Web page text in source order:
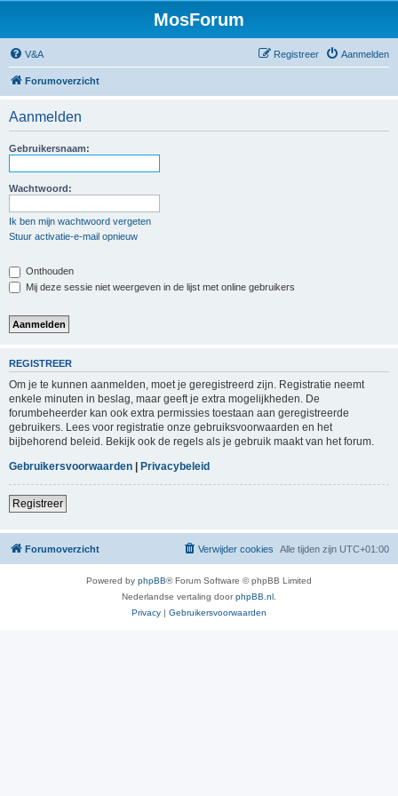
MosForum
V&A Aanmelden
Registreer
Forumoverzicht
Aanmelden
Gebruikersnaam:
Wachtwoord:
Ik ben mijn wachtwoord vergeten
Stuur activatie-e-mail opnieuw
Onthouden
Mij deze sessie niet weergeven in de lijst met online gebruikers
REGISTREER
Om je te kunnen aanmelden, moet je geregistreerd zijn. Registratie neemt
enkele minuten in beslag, maar geeft je extra mogelijkheden. De
forumbeheerder kan ook extra permissies toestaan aan geregistreerde
gebruikers. Lees voor registratie onze gebruiksvoorwaarden en het
bijbehorend beleid. Bekijk ook de regels als je gebruik maakt van het forum.
Gebruikersvoorwaarden | Privacybeleid
Registreer
Forumoverzicht Alle tijden zijn UTC+01:00
Verwijder cookies
Powered by phpBB® Forum Software © phpBB Limited
Nederlandse vertaling doorphpBB.nl
Privacy | Gebruikersvoorwaarden